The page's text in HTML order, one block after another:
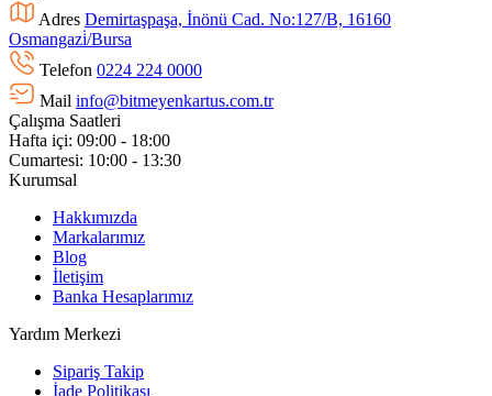
Adres Demirtaşpaşa, İnönü Cad. No:127/B, 16160
Osmangazi̇/Bursa
Telefon 0224 224 0000
Mail info@bitmeyenkartus.com.tr
Çalışma Saatleri
Hafta içi: 09:00 - 18:00
Cumartesi: 10:00 - 13:30
Kurumsal
Hakkımızda
Markalarımız
Blog
İletişim
Banka Hesaplarımız
Yardım Merkezi
Sipariş Takip
İade Politikası